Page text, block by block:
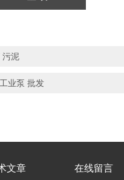
污泥
业泵 批发
文章 在线留言